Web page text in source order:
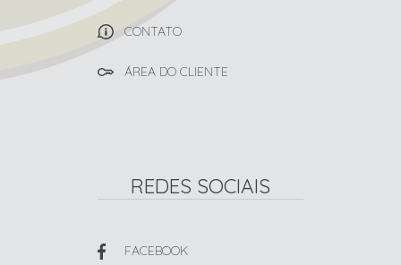
CONTATO
ÁREA DO CLIENTE
REDES SOCIAIS
FACEBOOK